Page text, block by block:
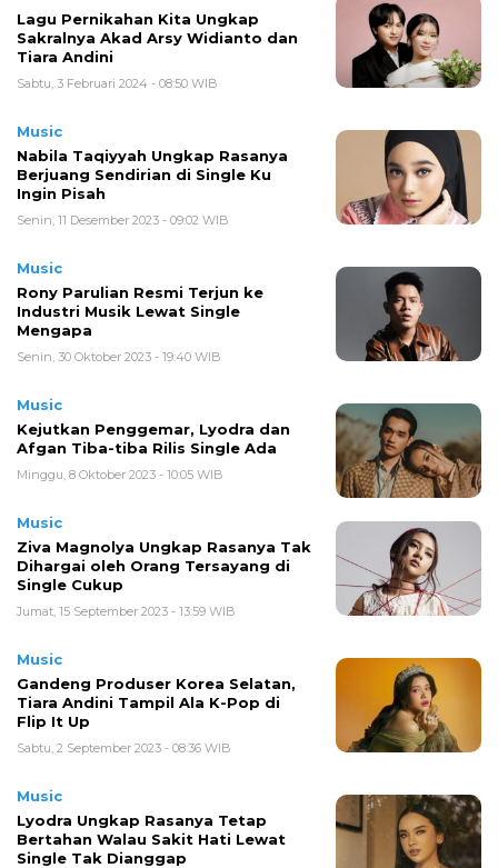
Lagu Pernikahan Kita Ungkap
Sakralnya Akad Arsy Widianto dan
Tiara Andini
Sabtu, 3 Februari 2024 - 08:50 WIB
Music
Nabila Taqiyyah Ungkap Rasanya
Berjuang Sendirian di Single Ku
Ingin Pisah
Senin, 11 Desember 2023 - 09:02 WIB
Music
Rony Parulian Resmi Terjun ke
Industri Musik Lewat Single
Mengapa
Senin, 30 Oktober 2023 - 19:40 WIB
Music
Kejutkan Penggemar, Lyodra dan
Afgan Tiba-tiba Rilis Single Ada
Minggu, 8 Oktober 2023 - 10:05 WIB
Music
Ziva Magnolya Ungkap Rasanya Tak
Dihargai oleh Orang Tersayang di
Single Cukup
Jumat, 15 September 2023 - 13:59 WIB
Music
Gandeng Produser Korea Selatan,
Tiara Andini Tampil Ala K-Pop di
Flip It Up
Sabtu, 2 September 2023 - 08:36 WIB
Music
Lyodra Ungkap Rasanya Tetap
Bertahan Walau Sakit Hati Lewat
Single Tak Dianggap